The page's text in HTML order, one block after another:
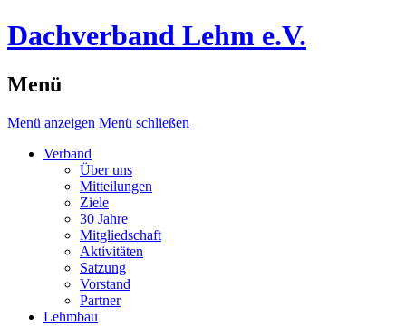
Dachverband Lehm e.V.
Menü
Menü anzeigen Menü schließen
Verband
Über uns
Mitteilungen
Ziele
30 Jahre
Mitgliedschaft
Aktivitäten
Satzung
Vorstand
Partner
Lehmbau